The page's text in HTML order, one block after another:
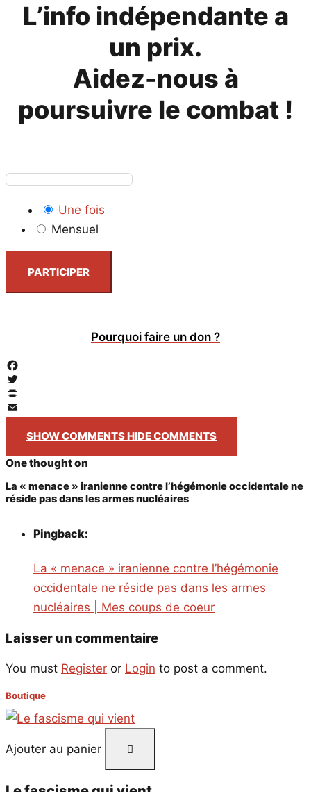
L’info indépendante a
un prix.
Aidez-nous à
poursuivre le combat !
Une fois
Mensuel
PARTICIPER
Pourquoi faire un don ?
Facebook
Twitter
PrintFriendly
Email
SHOW COMMENTSHIDE COMMENTS
One thought on
La « menace » iranienne contre l’hégémonie occidentale ne
réside pas dans les armes nucléaires
Pingback:
La « menace » iranienne contre l’hégémonie
occidentale ne réside pas dans les armes
nucléaires | Mes coups de coeur
Laisser un commentaire
You must Register or Login to post a comment.
Boutique
Ajouter au panier